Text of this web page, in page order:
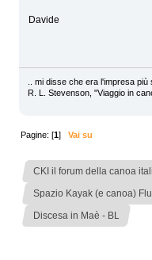
Davide
.. mi disse che era l'impresa
R. L. Stevenson, "Viaggio in
Pagine: [1]Vai su
CKI il forum della canoa
Spazio Kayak (e canoa)
Discesa in Maè - BL